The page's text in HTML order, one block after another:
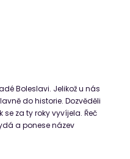
Boleslavi. Jelikož u nás
do historie. Dozvěděli
za ty roky vyvíjela. Řeč
a ponese název